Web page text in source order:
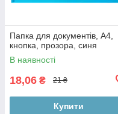
Папка для документів, А4,
кнопка, прозора, синя
В наявності
18,06 ₴ 21 ₴
Купити